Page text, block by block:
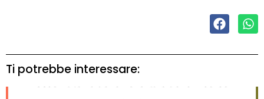
Ti potrebbe interessare: